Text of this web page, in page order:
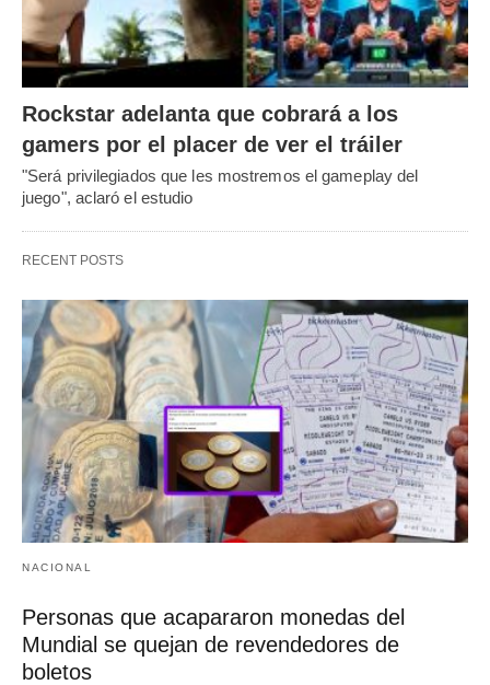
Rockstar adelanta que cobrará a los
gamers por el placer de ver el tráiler
"Será privilegiados que les mostremos el gameplay del
juego", aclaró el estudio
RECENT POSTS
NACIONAL
Personas que acapararon monedas del
Mundial se quejan de revendedores de
boletos